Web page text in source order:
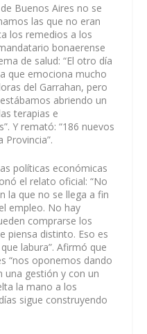
Buenos Aires no se
las que no eran
los remedios a los
bonaerense
de salud: “El otro día
que emociona mucho
del Garrahan, pero
abriendo un
terapias e
Y remató: “186 nuevos
Provincia”.
políticas económicas
el relato oficial: “No
la que no se llega a fin
empleo. No hay
comprarse los
piensa distinto. Eso es
labura”. Afirmó que
“nos oponemos dando
una gestión y con un
la mano a los
sigue construyendo